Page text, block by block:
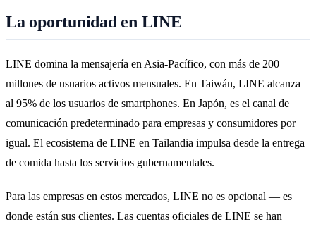
La oportunidad en LINE
LINE domina la mensajería en Asia-Pacífico, con más de 200
millones de usuarios activos mensuales. En Taiwán, LINE alcanza
al 95% de los usuarios de smartphones. En Japón, es el canal de
comunicación predeterminado para empresas y consumidores por
igual. El ecosistema de LINE en Tailandia impulsa desde la entrega
de comida hasta los servicios gubernamentales.
Para las empresas en estos mercados, LINE no es opcional — es
donde están sus clientes. Las cuentas oficiales de LINE se han